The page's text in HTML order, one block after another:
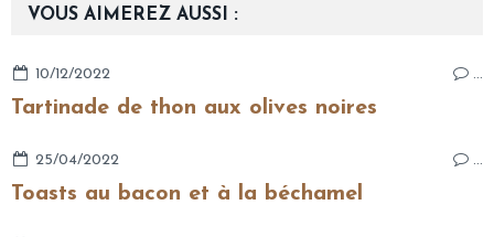
VOUS AIMEREZ AUSSI :
10/12/2022 …
Tartinade de thon aux olives noires
25/04/2022 …
Toasts au bacon et à la béchamel